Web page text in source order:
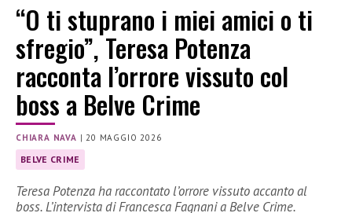
“O ti stuprano i miei amici o ti
sfregio”, Teresa Potenza
racconta l’orrore vissuto col
boss a Belve Crime
CHIARA NAVA |20 MAGGIO 2026
BELVE CRIME
Teresa Potenza ha raccontato l’orrore vissuto accanto al
boss. L’intervista di Francesca Fagnani a Belve Crime.